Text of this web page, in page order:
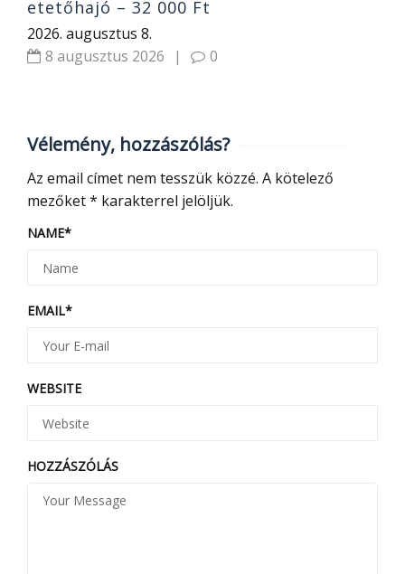
etetőhajó – 32 000 Ft
2026. augusztus 8.
8 augusztus 2026
| 0
Vélemény, hozzászólás?
Az email címet nem tesszük közzé. A kötelező
mezőket* karakterrel jelöljük.
NAME*
EMAIL*
WEBSITE
HOZZÁSZÓLÁS